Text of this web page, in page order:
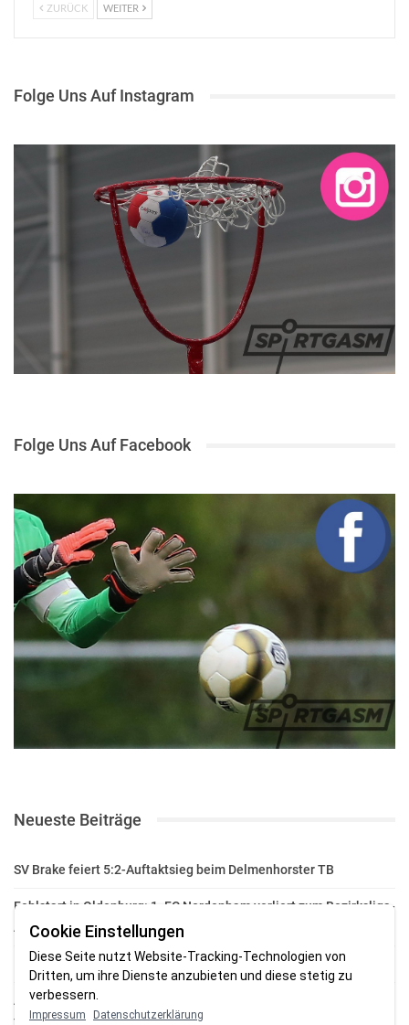
ZURÜCK WEITER
Folge Uns Auf Instagram
Folge Uns Auf Facebook
Neueste Beiträge
SV Brake feiert 5:2-Auftaktsieg beim Delmenhorster TB
Fehlstart in Oldenburg: 1. FC Nordenham verliert zum Bezirksliga-
Auftakt
Fußball in der Wesermarsch: Die Bilder vom Wochenende
Aufstieg geschafft: HSG-Unterweser-C-Jugend macht sich bereit
für die Oberliga
Cookie Einstellungen
Diese Seite nutzt Website-Tracking-Technologien von
Dritten, um ihre Dienste anzubieten und diese stetig zu
verbessern.
Impressum Datenschutzerklärung